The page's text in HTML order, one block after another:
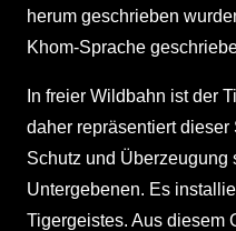
herum geschrieben
Khom-Sprache
In freier Wildbahn ist der
daher repräsentiert dieser
Schutz und Überzeugung
Untergebenen. Es
Tigergeistes. Aus diesem